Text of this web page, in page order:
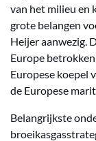
van het milieu en
grote belangen
Heijer aanwezig.
Europe
Europese koepel
de Europese
Belangrijkste